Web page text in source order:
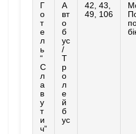
Г
о
т
е
л
ь
“
С
л
а
в
у
т
и
ч”
А
вт
о
б
ус
/
Т
р
о
л
е
й
б
ус
42, 43,
49, 106